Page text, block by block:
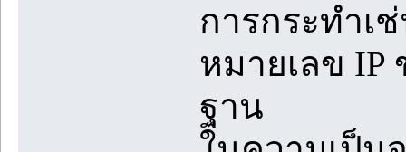
การกระทำ
หมายเลข IP
ฐาน